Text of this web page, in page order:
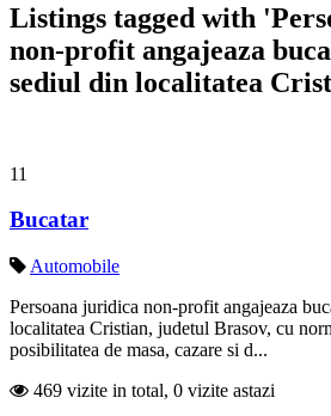
Listings tagged with
non-profit angajeaza
sediul din localitatea
11
Bucatar
Automobile
Persoana juridica non-profit angajeaza
localitatea Cristian, judetul Brasov, cu
posibilitatea de masa, cazare si d...
469 vizite in total, 0 vizite astazi